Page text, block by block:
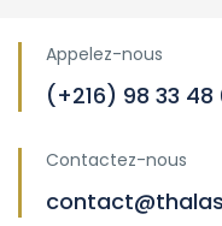
Appelez-nous
(+216) 98 33 48
Contactez-nous